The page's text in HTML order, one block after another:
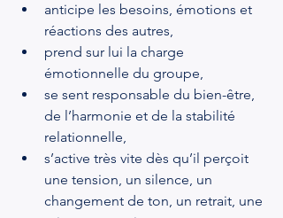
anticipe les besoins, émotions et
réactions des autres,
prend sur lui la charge
émotionnelle du groupe,
se sent responsable du bien-être,
de l’harmonie et de la stabilité
relationnelle,
s’active très vite dès qu’il perçoit
une tension, un silence, un
changement de ton, un retrait, une